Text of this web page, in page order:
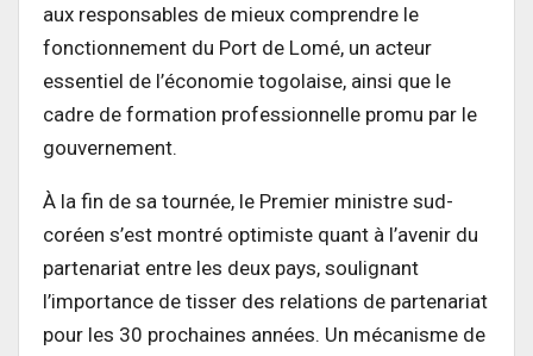
aux responsables de mieux comprendre le
fonctionnement du Port de Lomé, un acteur
essentiel de l’économie togolaise, ainsi que le
cadre de formation professionnelle promu par le
gouvernement.
À la fin de sa tournée, le Premier ministre sud-
coréen s’est montré optimiste quant à l’avenir du
partenariat entre les deux pays, soulignant
l’importance de tisser des relations de partenariat
pour les 30 prochaines années. Un mécanisme de